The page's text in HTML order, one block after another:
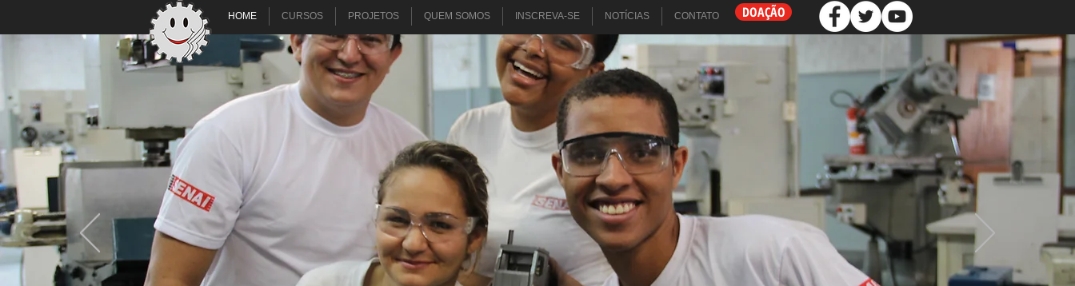
DOAÇÃO
HOME CURSOS PROJETOS QUEM SOMOS INSCREVA-SE NOTÍCIAS CONTATO
CURSO DE
MECÂNICO DE USINAGEM INDUSTRIAL